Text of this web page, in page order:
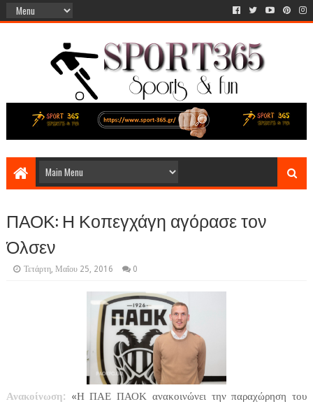
ΠΑΟΚ: Η Κοπεγχάγη αγόρασε τον
Όλσεν
Τετάρτη, Μαΐου 25, 2016 0
Ανακοίνωση: «Η ΠΑΕ ΠΑΟΚ ανακοινώνει την παραχώρηση του